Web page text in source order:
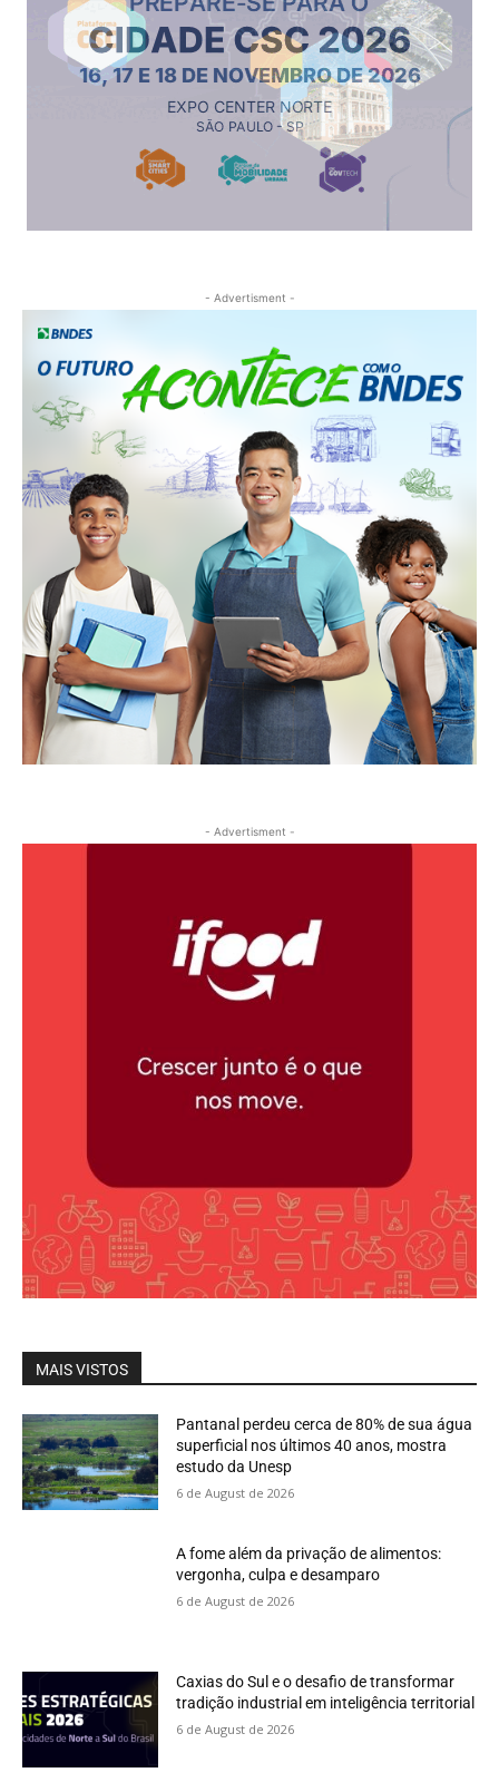
- Advertisment -
- Advertisment -
MAIS VISTOS
Pantanal perdeu cerca de 80% de sua água
superficial nos últimos 40 anos, mostra
estudo da Unesp
6 de August de 2026
A fome além da privação de alimentos:
vergonha, culpa e desamparo
6 de August de 2026
Caxias do Sul e o desafio de transformar
tradição industrial em inteligência territorial
6 de August de 2026